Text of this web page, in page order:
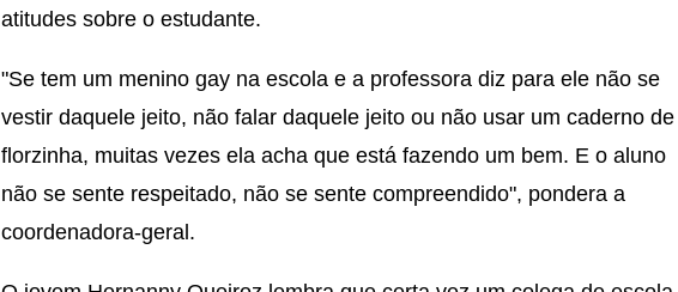
atitudes sobre o estudante.
"Se tem um menino gay na escola e a professora diz para ele não se
vestir daquele jeito, não falar daquele jeito ou não usar um caderno de
florzinha, muitas vezes ela acha que está fazendo um bem. E o aluno
não se sente respeitado, não se sente compreendido", pondera a
coordenadora-geral.